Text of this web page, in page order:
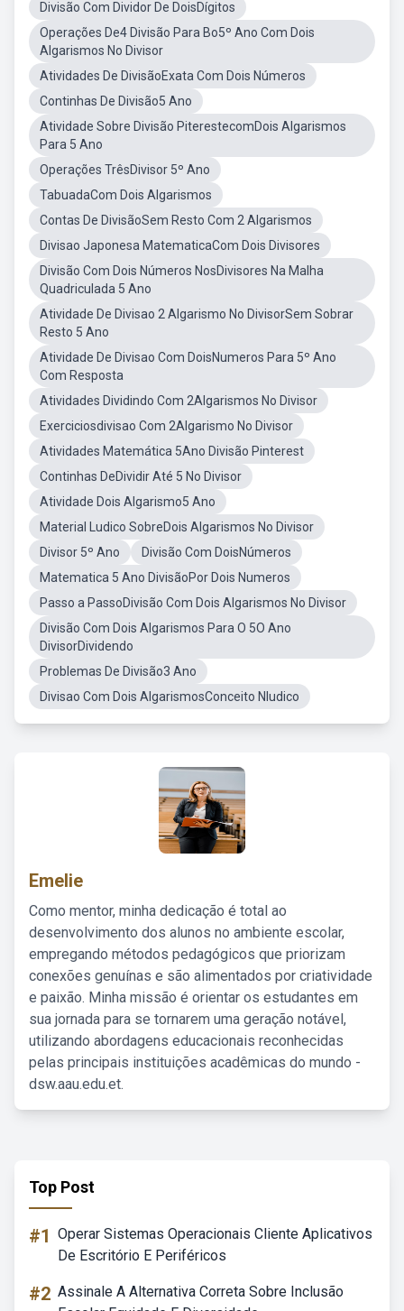
Divisão Com Dividor De DoisDígitos
Operações De4 Divisão Para Bo5º Ano Com Dois
Algarismos No Divisor
Atividades De DivisãoExata Com Dois Números
Continhas De Divisão5 Ano
Atividade Sobre Divisão PiterestecomDois Algarismos
Para 5 Ano
Operações TrêsDivisor 5º Ano
TabuadaCom Dois Algarismos
Contas De DivisãoSem Resto Com 2 Algarismos
Divisao Japonesa MatematicaCom Dois Divisores
Divisão Com Dois Números NosDivisores Na Malha
Quadriculada 5 Ano
Atividade De Divisao 2 Algarismo No DivisorSem Sobrar
Resto 5 Ano
Atividade De Divisao Com DoisNumeros Para 5º Ano
Com Resposta
Atividades Dividindo Com 2Algarismos No Divisor
Exerciciosdivisao Com 2Algarismo No Divisor
Atividades Matemática 5Ano Divisão Pinterest
Continhas DeDividir Até 5 No Divisor
Atividade Dois Algarismo5 Ano
Material Ludico SobreDois Algarismos No Divisor
Divisor 5º Ano
Divisão Com DoisNúmeros
Matematica 5 Ano DivisãoPor Dois Numeros
Passo a PassoDivisão Com Dois Algarismos No Divisor
Divisão Com Dois Algarismos Para O 5O Ano
DivisorDividendo
Problemas De Divisão3 Ano
Divisao Com Dois AlgarismosConceito Nludico
Emelie
Como mentor, minha dedicação é total ao
desenvolvimento dos alunos no ambiente escolar,
empregando métodos pedagógicos que priorizam
conexões genuínas e são alimentados por criatividade
e paixão. Minha missão é orientar os estudantes em
sua jornada para se tornarem uma geração notável,
utilizando abordagens educacionais reconhecidas
pelas principais instituições acadêmicas do mundo -
dsw.aau.edu.et.
Top Post
#1 Operar Sistemas Operacionais Cliente Aplicativos
De Escritório E Periféricos
#2 Assinale A Alternativa Correta Sobre Inclusão